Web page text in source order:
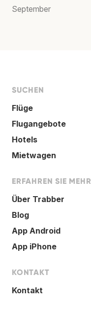
September
SUCHEN
Flüge
Flugangebote
Hotels
Mietwagen
ERFAHREN SIE MEHR
Über Trabber
Blog
App Android
App iPhone
KONTAKT
Kontakt